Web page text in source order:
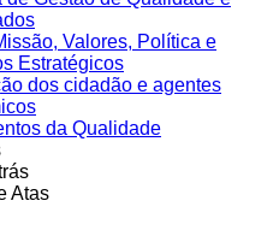
Valores, Política e
Estratégicos
dos cidadão e agentes
da Qualidade
Atas